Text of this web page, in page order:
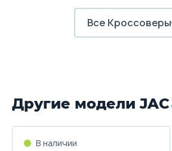
Все Кроссоверы
Другие модели JAC